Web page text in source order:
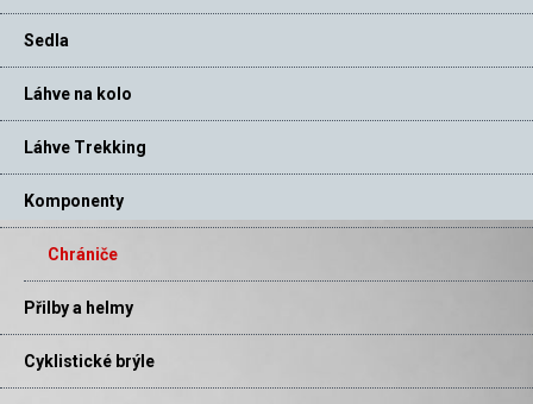
Sedla
Láhve na kolo
Láhve Trekking
Komponenty
Chrániče
Přilby a helmy
Cyklistické brýle